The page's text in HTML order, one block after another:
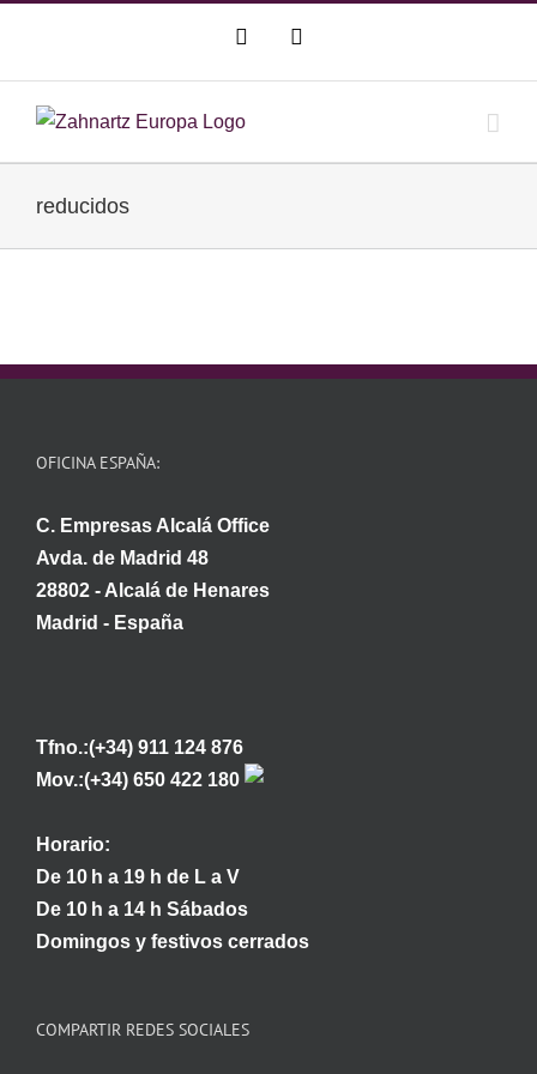
contenido
WhatsAppCorreo
reducidos
OFICINA ESPAÑA:
C. Empresas Alcalá Office
Avda. de Madrid 48
28802 - Alcalá de Henares
Madrid - España
Tfno.:(+34) 911 124 876
Mov.:(+34) 650 422 180
Horario:
De 10 h a 19 h de L a V
De 10 h a 14 h Sábados
Domingos y festivos cerrados
COMPARTIR REDES SOCIALES